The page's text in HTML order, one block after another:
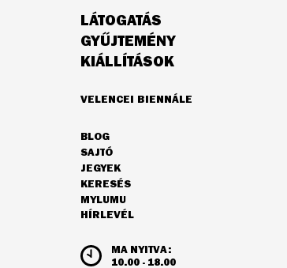
láthatósága
INSTAGRAMON
FACEBOOK-
ON
FŐ
NAVIGÁCIÓ
LÁTOGATÁS
GYŰJTEMÉNY
KIÁLLÍTÁSOK
VELENCEI BIENNÁLE
MÁSODLAGOS
NAVIGÁCIÓ
BLOG
SAJTÓ
JEGYEK
KERESÉS
MYLUMU
HÍRLEVÉL
MA NYITVA:
10.00 - 18.00
NYITVATARTÁS ÉS JEGYÁRAK